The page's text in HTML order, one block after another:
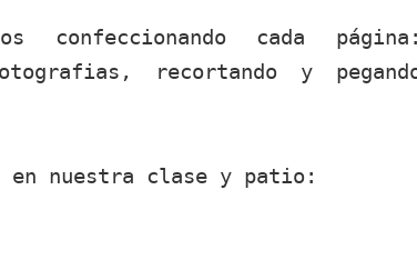
cada página:
recortando y
en nuestra clase y patio: